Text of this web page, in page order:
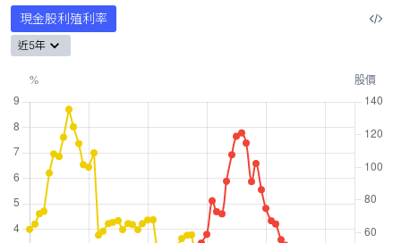
現金股利殖利率
近5年